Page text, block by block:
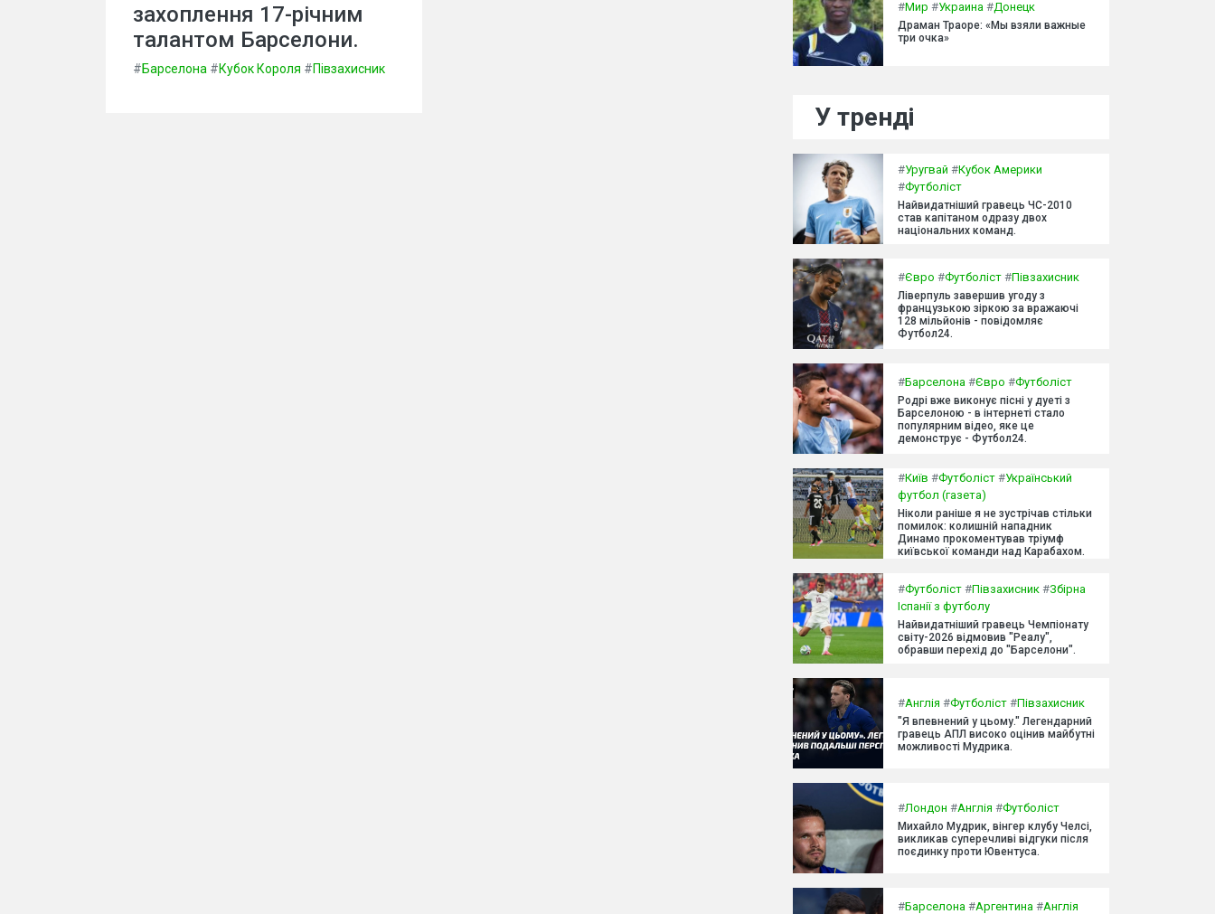
захоплення 17-річним
талантом Барселони.
#Барселона #Кубок Короля #Півзахисник
#Мир #Украина #Донецк
Драман Траоре: «Мы взяли важные
три очка»
У тренді
#Уругвай #Кубок Америки
#Футболіст
Найвидатніший гравець ЧС-2010
став капітаном одразу двох
національних команд.
#Євро #Футболіст #Півзахисник
Ліверпуль завершив угоду з
французькою зіркою за вражаючі
128 мільйонів - повідомляє
Футбол24.
#Барселона #Євро #Футболіст
Родрі вже виконує пісні у дуеті з
Барселоною - в інтернеті стало
популярним відео, яке це
демонструє - Футбол24.
#Київ #Футболіст #Український
футбол (газета)
Ніколи раніше я не зустрічав стільки
помилок: колишній нападник
Динамо прокоментував тріумф
київської команди над Карабахом.
#Футболіст #Півзахисник #Збірна
Іспанії з футболу
Найвидатніший гравець Чемпіонату
світу-2026 відмовив "Реалу",
обравши перехід до "Барселони".
#Англія #Футболіст #Півзахисник
"Я впевнений у цьому." Легендарний
гравець АПЛ високо оцінив майбутні
можливості Мудрика.
#Лондон #Англія #Футболіст
Михайло Мудрик, вінгер клубу Челсі,
викликав суперечливі відгуки після
поєдинку проти Ювентуса.
#Барселона #Аргентина #Англія